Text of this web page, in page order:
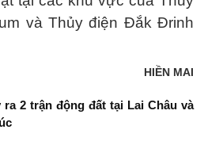
và Thủy điện Đắk Đrinh
HIỀN MAI
ra 2 trận động đất tại Lai Châu và